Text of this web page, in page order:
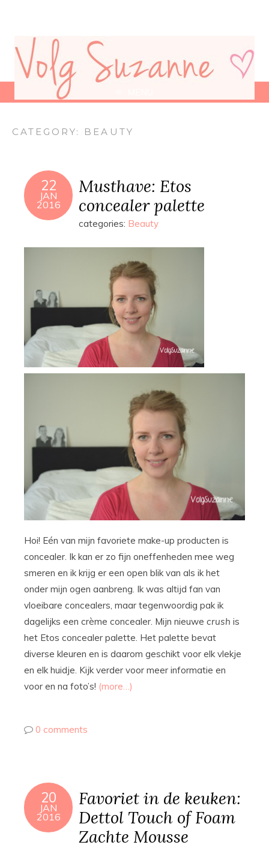
CATEGORY: BEAUTY
22
JAN
2016
Musthave: Etos
concealer palette
categories: Beauty
Hoi! Eén van mijn favoriete make-up producten is
concealer. Ik kan er zo fijn oneffenheden mee weg
smeren en ik krijg er een open blik van als ik het
onder mijn ogen aanbreng. Ik was altijd fan van
vloeibare concealers, maar tegenwoordig pak ik
dagelijks een crème concealer. Mijn nieuwe crush is
het Etos concealer palette. Het palette bevat
diverse kleuren en is daarom geschikt voor elk vlekje
en elk huidje. Kijk verder voor meer informatie en
voor en na foto’s! (more…)
0 comments
20
JAN
2016
Favoriet in de keuken:
Dettol Touch of Foam
Zachte Mousse